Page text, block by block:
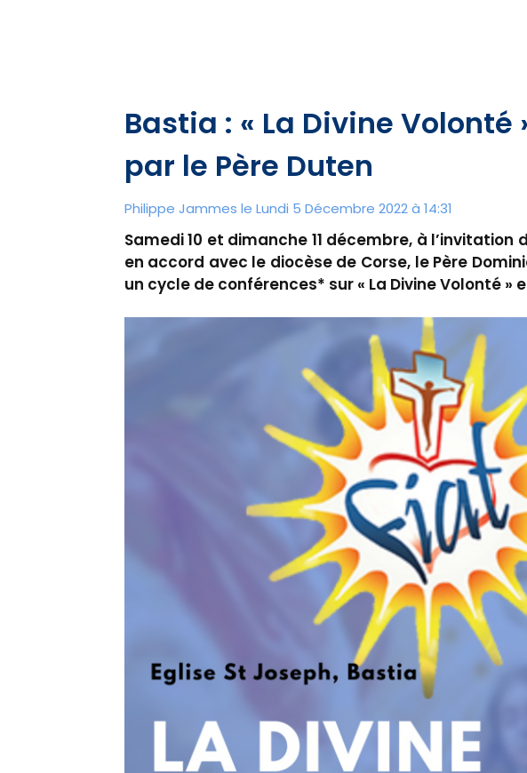
Bastia : « La Divine Volonté
par le Père Duten
Philippe Jammes le Lundi 5 Décembre 2022 à 14:31
Samedi 10 et dimanche 11 décembre, à l’invitation
en accord avec le diocèse de Corse, le Père
un cycle de conférences* sur « La Divine Volonté »